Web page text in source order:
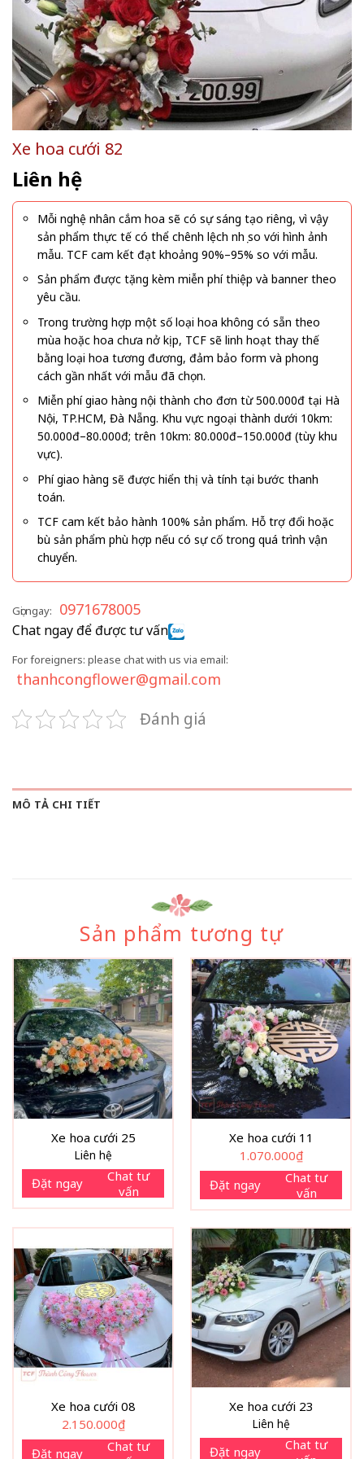
Xe hoa cưới 82
Liên hệ
Mỗi nghệ nhân cắm hoa sẽ có sự sáng tạo riêng, vì vậy
sản phẩm thực tế có thể chênh lệch nhẹ so với hình ảnh
mẫu. TCF cam kết đạt khoảng 90%–95% so với mẫu.
Sản phẩm được tặng kèm miễn phí thiệp và banner theo
yêu cầu.
Trong trường hợp một số loại hoa không có sẵn theo
mùa hoặc hoa chưa nở kịp, TCF sẽ linh hoạt thay thế
bằng loại hoa tương đương, đảm bảo form và phong
cách gần nhất với mẫu đã chọn.
Miễn phí giao hàng nội thành cho đơn từ 500.000đ tại Hà
Nội, TP.HCM, Đà Nẵng. Khu vực ngoại thành dưới 10km:
50.000đ–80.000đ; trên 10km: 80.000đ–150.000đ (tùy khu
vực).
Phí giao hàng sẽ được hiển thị và tính tại bước thanh
toán.
TCF cam kết bảo hành 100% sản phẩm. Hỗ trợ đổi hoặc
bù sản phẩm phù hợp nếu có sự cố trong quá trình vận
chuyển.
Gọi ngay: 0971678005
Chat ngay để được tư vấn
For foreigners: please chat with us via email:
thanhcongflower@gmail.com
Đánh giá
MÔ TẢ CHI TIẾT
Sản phẩm tương tự
Xe hoa cưới 25
Liên hệ
Đặt ngay
Chat tư
vấn
Xe hoa cưới 11
1.070.000₫
Đặt ngay
Chat tư
vấn
Xe hoa cưới 08
2.150.000₫
Đặt ngay
Chat tư
Xe hoa cưới 23
Liên hệ
Đặt ngay
Chat tư